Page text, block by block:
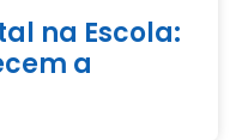
na Escola:
a